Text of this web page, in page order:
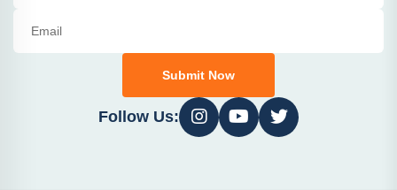
Submit Now
Follow Us: